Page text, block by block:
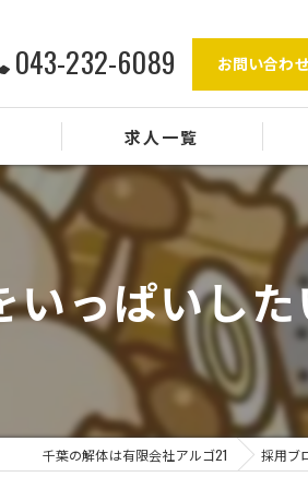
043-232-6089 お問い合わ
求人一覧
いっぱいした
千葉の解体は有限会社アルゴ21 採用ブ